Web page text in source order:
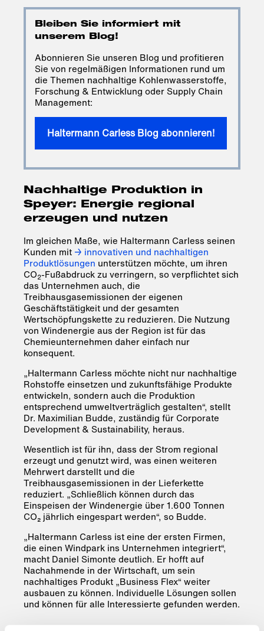
Bleiben Sie informiert mit
unserem Blog!
Abonnieren Sie unseren Blog und profitieren
Sie von regelmäßigen Informationen rund um
die Themen nachhaltige Kohlenwasserstoffe,
Forschung & Entwicklung oder Supply Chain
Management:
Haltermann Carless Blog abonnieren!
Nachhaltige Produktion in
Speyer: Energie regional
erzeugen und nutzen
Im gleichen Maße, wie Haltermann Carless seinen
Kunden mit → innovativen und nachhaltigen
Produktlösungen unterstützen möchte, um ihren
CO2-Fußabdruck zu verringern, so verpflichtet sich
das Unternehmen auch, die
Treibhausgasemissionen der eigenen
Geschäftstätigkeit und der gesamten
Wertschöpfungskette zu reduzieren. Die Nutzung
von Windenergie aus der Region ist für das
Chemieunternehmen daher einfach nur
konsequent.
„Haltermann Carless möchte nicht nur nachhaltige
Rohstoffe einsetzen und zukunftsfähige Produkte
entwickeln, sondern auch die Produktion
entsprechend umweltverträglich gestalten“, stellt
Dr. Maximilian Budde, zuständig für Corporate
Development & Sustainability, heraus.
Wesentlich ist für ihn, dass der Strom regional
erzeugt und genutzt wird, was einen weiteren
Mehrwert darstellt und die
Treibhausgasemissionen in der Lieferkette
reduziert. „Schließlich können durch das
Einspeisen der Windenergie über 1.600 Tonnen
CO₂ jährlich eingespart werden“, so Budde.
„Haltermann Carless ist eine der ersten Firmen,
die einen Windpark ins Unternehmen integriert“,
macht Daniel Simonte deutlich. Er hofft auf
Nachahmende in der Wirtschaft, um sein
nachhaltiges Produkt „Business Flex“ weiter
ausbauen zu können. Individuelle Lösungen sollen
und können für alle Interessierte gefunden werden.